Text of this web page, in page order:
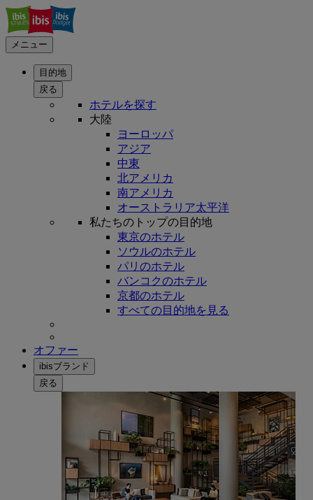
メニュー
目的地
戻る
ホテルを探す
大陸
ヨーロッパ
アジア
中東
北アメリカ
南アメリカ
オーストラリア太平洋
私たちのトップの目的地
東京のホテル
ソウルのホテル
パリのホテル
バンコクのホテル
京都のホテル
すべての目的地を見る
オファー
ibisブランド
戻る